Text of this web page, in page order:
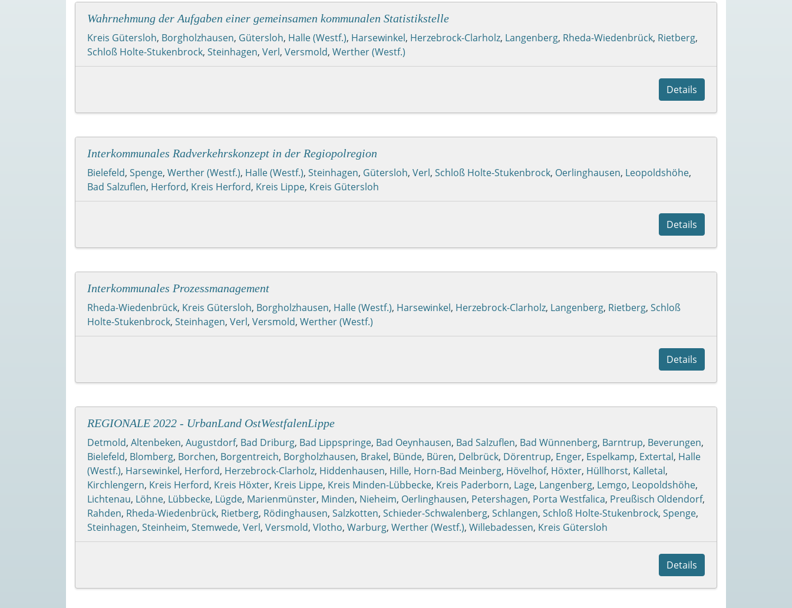
Wahrnehmung der Aufgaben einer gemeinsamen kommunalen Statistikstelle
Kreis Gütersloh, Borgholzhausen, Gütersloh, Halle (Westf.), Harsewinkel, Herzebrock-Clarholz, Langenberg, Rheda-Wiedenbrück, Rietberg,
Schloß Holte-Stukenbrock, Steinhagen, Verl, Versmold, Werther (Westf.)
Details
Interkommunales Radverkehrskonzept in der Regiopolregion
Bielefeld, Spenge, Werther (Westf.), Halle (Westf.), Steinhagen, Gütersloh, Verl, Schloß Holte-Stukenbrock, Oerlinghausen, Leopoldshöhe,
Bad Salzuflen, Herford, Kreis Herford, Kreis Lippe, Kreis Gütersloh
Details
Interkommunales Prozessmanagement
Rheda-Wiedenbrück, Kreis Gütersloh, Borgholzhausen, Halle (Westf.), Harsewinkel, Herzebrock-Clarholz, Langenberg, Rietberg, Schloß
Holte-Stukenbrock, Steinhagen, Verl, Versmold, Werther (Westf.)
Details
REGIONALE 2022 - UrbanLand OstWestfalenLippe
Detmold, Altenbeken, Augustdorf, Bad Driburg, Bad Lippspringe, Bad Oeynhausen, Bad Salzuflen, Bad Wünnenberg, Barntrup, Beverungen,
Bielefeld, Blomberg, Borchen, Borgentreich, Borgholzhausen, Brakel, Bünde, Büren, Delbrück, Dörentrup, Enger, Espelkamp, Extertal, Halle
(Westf.), Harsewinkel, Herford, Herzebrock-Clarholz, Hiddenhausen, Hille, Horn-Bad Meinberg, Hövelhof, Höxter, Hüllhorst, Kalletal,
Kirchlengern, Kreis Herford, Kreis Höxter, Kreis Lippe, Kreis Minden-Lübbecke, Kreis Paderborn, Lage, Langenberg, Lemgo, Leopoldshöhe,
Lichtenau, Löhne, Lübbecke, Lügde, Marienmünster, Minden, Nieheim, Oerlinghausen, Petershagen, Porta Westfalica, Preußisch Oldendorf,
Rahden, Rheda-Wiedenbrück, Rietberg, Rödinghausen, Salzkotten, Schieder-Schwalenberg, Schlangen, Schloß Holte-Stukenbrock, Spenge,
Steinhagen, Steinheim, Stemwede, Verl, Versmold, Vlotho, Warburg, Werther (Westf.), Willebadessen, Kreis Gütersloh
Details